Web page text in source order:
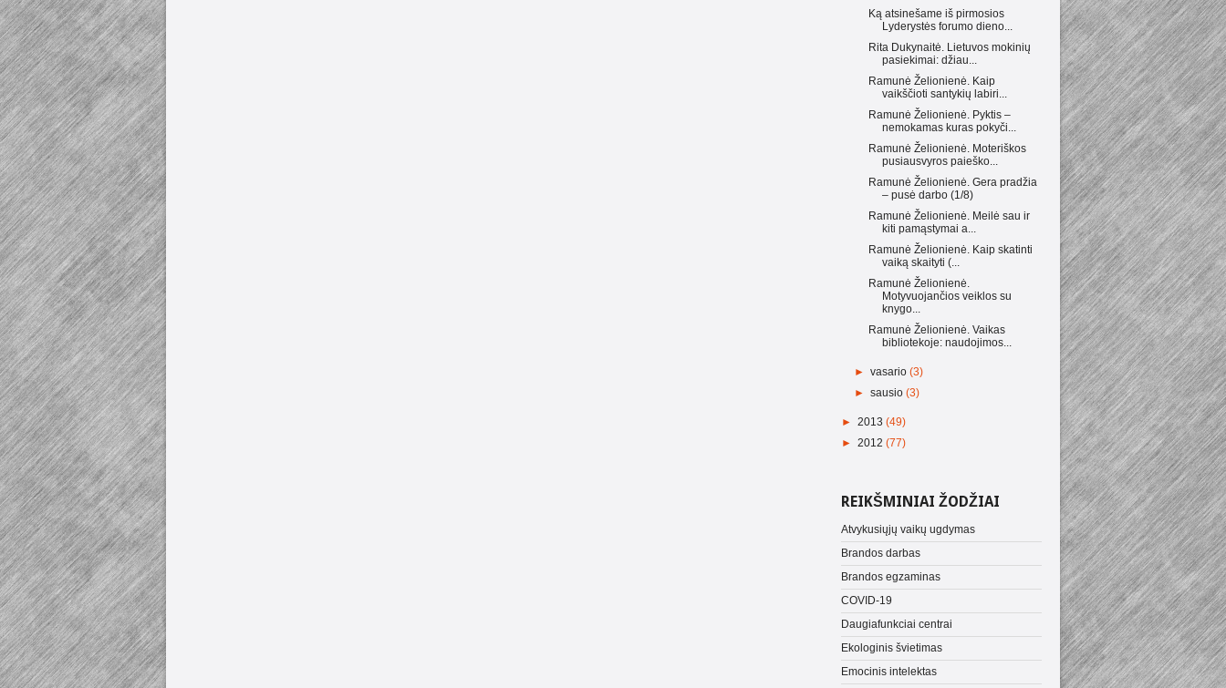
Ką atsinešame iš pirmosios
Lyderystės forumo dieno...
Rita Dukynaitė. Lietuvos mokinių
pasiekimai: džiau...
Ramunė Želionienė. Kaip
vaikščioti santykių labiri...
Ramunė Želionienė. Pyktis –
nemokamas kuras pokyči...
Ramunė Želionienė. Moteriškos
pusiausvyros paieško...
Ramunė Želionienė. Gera pradžia
– pusė darbo (1/8)
Ramunė Želionienė. Meilė sau ir
kiti pamąstymai a...
Ramunė Želionienė. Kaip skatinti
vaiką skaityti (...
Ramunė Želionienė.
Motyvuojančios veiklos su
knygo...
Ramunė Želionienė. Vaikas
bibliotekoje: naudojimos...
►vasario(3)
►sausio(3)
► 2013 (49)
► 2012 (77)
REIKŠMINIAI ŽODŽIAI
Atvykusiųjų vaikų ugdymas
Brandos darbas
Brandos egzaminas
COVID-19
Daugiafunkciai centrai
Ekologinis švietimas
Emocinis intelektas